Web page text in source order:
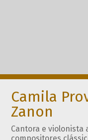
Camila
Zanon
Cantora e